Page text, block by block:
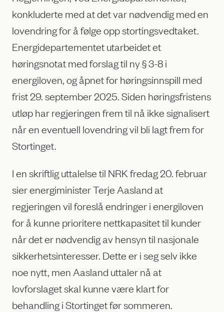
konkluderte med at det var nødvendig med en
lovendring for å følge opp stortingsvedtaket.
Energidepartementet utarbeidet et
høringsnotat med forslag til ny § 3-8 i
energiloven, og åpnet for høringsinnspill med
frist 29. september 2025. Siden høringsfristens
utløp har regjeringen frem til nå ikke signalisert
når en eventuell lovendring vil bli lagt frem for
Stortinget.
I en skriftlig uttalelse til NRK fredag 20. februar
sier energiminister Terje Aasland at
regjeringen vil foreslå endringer i energiloven
for å kunne prioritere nettkapasitet til kunder
når det er nødvendig av hensyn til nasjonale
sikkerhetsinteresser. Dette er i seg selv ikke
noe nytt, men Aasland uttaler nå at
lovforslaget skal kunne være klart for
behandling i Stortinget før sommeren.